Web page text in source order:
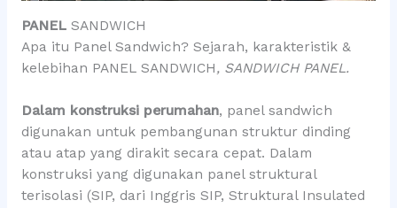
PANELSANDWICH
Apa itu Panel Sandwich? Sejarah, karakteristik &
kelebihan PANEL SANDWICH, SANDWICH PANEL.
Dalam konstruksi perumahan, panel sandwich
digunakan untuk pembangunan struktur dinding
atau atap yang dirakit secara cepat. Dalam
konstruksi yang digunakan panel struktural
terisolasi (SIP, dari Inggris SIP, Struktural Insulated